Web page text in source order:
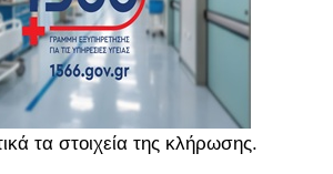
τα στοιχεία της κλήρωσης.